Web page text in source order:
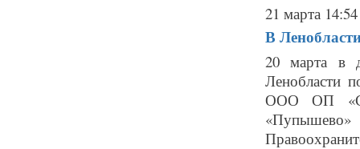
21 марта 14:54
В
20 марта в
Ленобласти
ООО ОП